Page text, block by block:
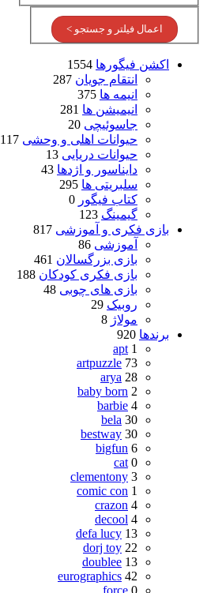
اعمال فیلتر و جستجو >
اکشن فیگورها 1554
انتقام جویان 287
انیمه ها 375
انیمیشن ها 281
جاسوئیچی 20
حیوانات اهلی و وحشی 117
حیوانات دریایی 13
دایناسور و اژدها 43
سلبریتی ها 295
کتاب فیگور 0
گیمینگ 123
بازی فکری و آموزشی 817
آموزشی 86
بازی بزرگسالان 461
بازی فکری کودکان 188
بازی های چوبی 48
روبیک 29
مولاژ 8
برندها 920
apt 1
artpuzzle 73
arya 28
baby born 2
barbie 4
bela 30
bestway 30
bigfun 6
cat 0
clementony 3
comic con 1
crazon 4
decool 4
defa lucy 13
dorj toy 22
doublee 13
eurographics 42
force 0